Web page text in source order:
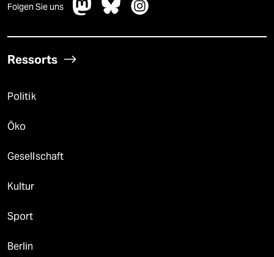
Folgen Sie uns
Ressorts
Politik
Öko
Gesellschaft
Kultur
Sport
Berlin